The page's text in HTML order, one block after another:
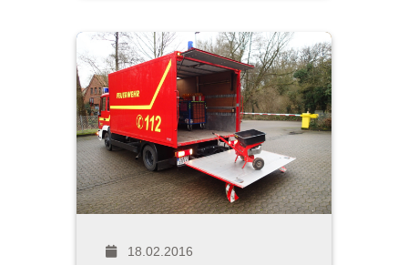
18.02.2016